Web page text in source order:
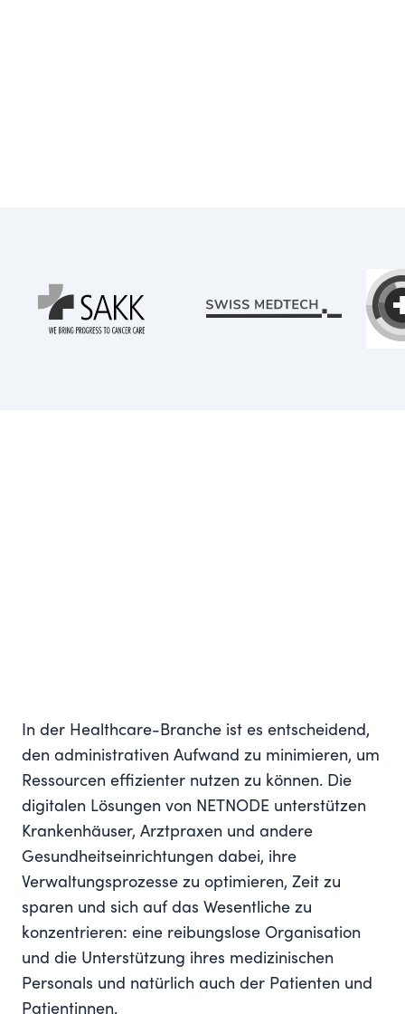
In der Healthcare-Branche ist es entscheidend,
den administrativen Aufwand zu minimieren, um
Ressourcen effizienter nutzen zu können. Die
digitalen Lösungen von NETNODE unterstützen
Krankenhäuser, Arztpraxen und andere
Gesundheitseinrichtungen dabei, ihre
Verwaltungsprozesse zu optimieren, Zeit zu
sparen und sich auf das Wesentliche zu
konzentrieren: eine reibungslose Organisation
und die Unterstützung ihres medizinischen
Personals und natürlich auch der Patienten und
Patientinnen.